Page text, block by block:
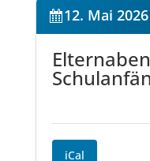
12. Mai 2026
iCal